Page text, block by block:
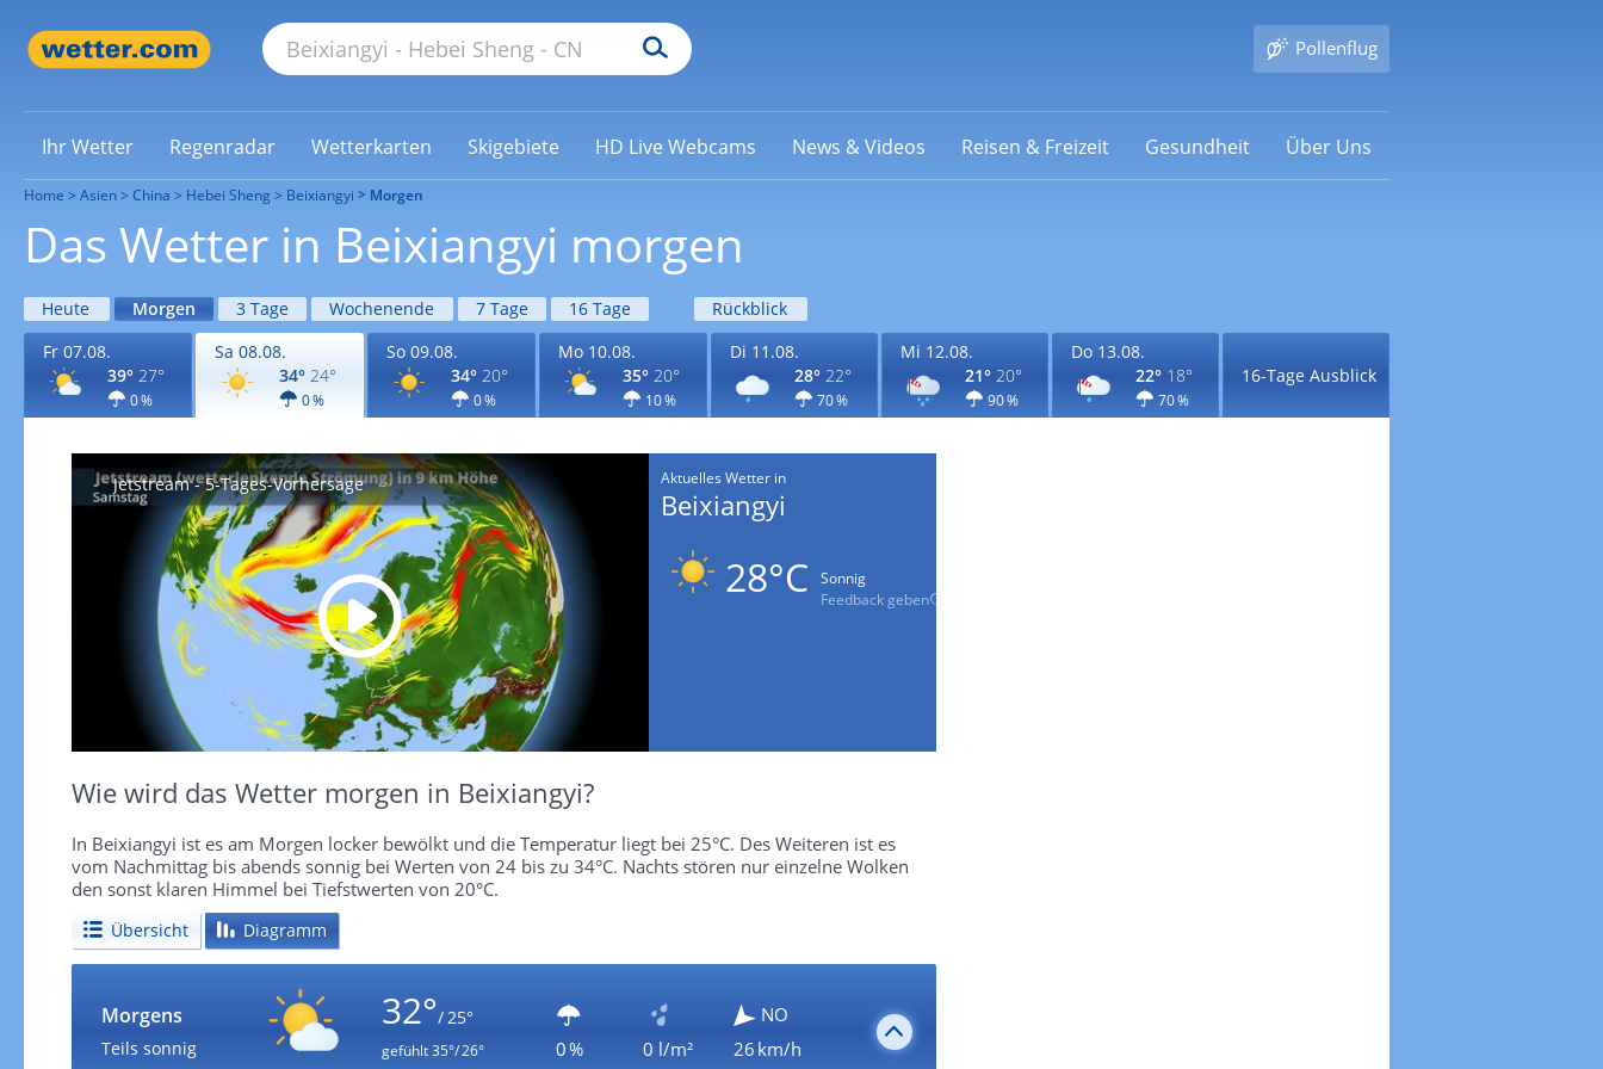
Pollenflug
Ihr Wetter Regenradar Wetterkarten Skigebiete HD Live Webcams News & Videos Reisen & Freizeit Gesundheit Über Uns
Home Asien China Hebei Sheng Beixiangyi Morgen
Das Wetter in Beixiangyi morgen
Heute Morgen 3 Tage Wochenende 7 Tage 16 Tage
Rückblick
Fr 07.08.
39° 27°
0 %
Sa 08.08.
34° 24°
0 %
So 09.08.
34° 20°
0 %
Mo 10.08.
35° 20°
10 %
Di 11.08.
28° 22°
70 %
Mi 12.08.
21° 20°
90 %
Do 13.08.
22° 18°
70 %
16-Tage Ausblick
Jetstream - 5-Tages-Vorhersage Aktuelles Wetter in
Beixiangyi
28°C
Sonnig
Feedback geben
Wie wird das Wetter morgen in Beixiangyi?
In Beixiangyi ist es am Morgen locker bewölkt und die Temperatur liegt bei 25°C. Des Weiteren ist es
vom Nachmittag bis abends sonnig bei Werten von 24 bis zu 34°C. Nachts stören nur einzelne Wolken
den sonst klaren Himmel bei Tiefstwerten von 20°C.
Übersicht Diagramm
Morgens
Teils sonnig
32°/ 25°
gefühlt35°/ 26° 0 % 0 l/m²
NO
26 km/h